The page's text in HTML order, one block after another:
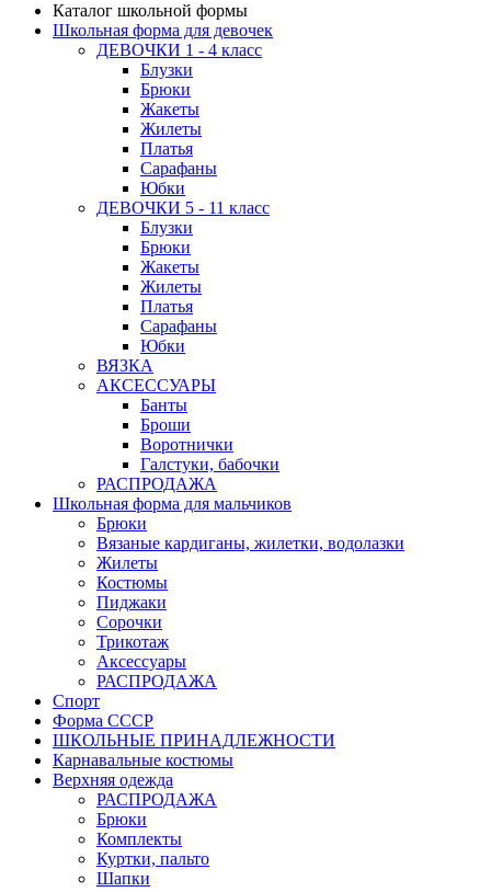
Каталог школьной формы
Школьная форма для девочек
ДЕВОЧКИ 1 - 4 класс
Блузки
Брюки
Жакеты
Жилеты
Платья
Сарафаны
Юбки
ДЕВОЧКИ 5 - 11 класс
Блузки
Брюки
Жакеты
Жилеты
Платья
Сарафаны
Юбки
ВЯЗКА
АКСЕССУАРЫ
Банты
Броши
Воротнички
Галстуки, бабочки
РАСПРОДАЖА
Школьная форма для мальчиков
Брюки
Вязаные кардиганы, жилетки, водолазки
Жилеты
Костюмы
Пиджаки
Сорочки
Трикотаж
Аксессуары
РАСПРОДАЖА
Спорт
Форма СССР
ШКОЛЬНЫЕ ПРИНАДЛЕЖНОСТИ
Карнавальные костюмы
Верхняя одежда
РАСПРОДАЖА
Брюки
Комплекты
Куртки, пальто
Шапки